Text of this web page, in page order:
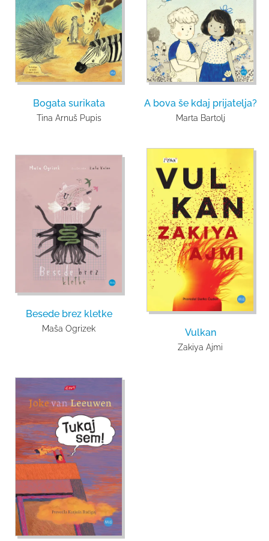
Bogata surikata
Tina Arnuš Pupis
A bova še kdaj prijatelja?
Marta Bartolj
Besede brez kletke
Maša Ogrizek Vulkan
Zakiya Ajmi